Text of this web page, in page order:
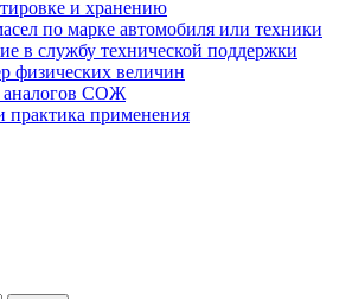
и хранению
по марке автомобиля или техники
в службу технической поддержки
физических величин
СОЖ
практика применения